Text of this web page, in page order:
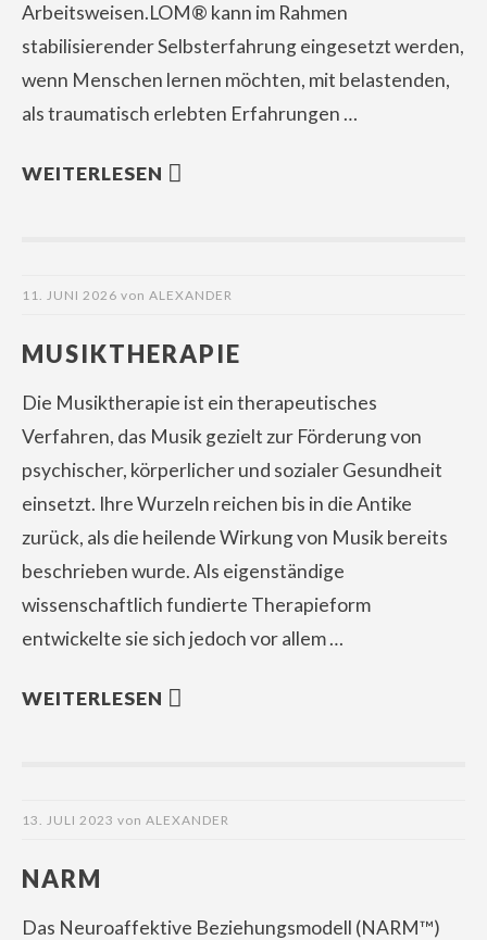
Arbeitsweisen.LOM® kann im Rahmen
stabilisierender Selbsterfahrung eingesetzt werden,
wenn Menschen lernen möchten, mit belastenden,
als traumatisch erlebten Erfahrungen …
WEITERLESEN
11. JUNI 2026 von ALEXANDER
MUSIKTHERAPIE
Die Musiktherapie ist ein therapeutisches
Verfahren, das Musik gezielt zur Förderung von
psychischer, körperlicher und sozialer Gesundheit
einsetzt. Ihre Wurzeln reichen bis in die Antike
zurück, als die heilende Wirkung von Musik bereits
beschrieben wurde. Als eigenständige
wissenschaftlich fundierte Therapieform
entwickelte sie sich jedoch vor allem …
WEITERLESEN
13. JULI 2023 von ALEXANDER
NARM
Das Neuroaffektive Beziehungsmodell (NARM™)